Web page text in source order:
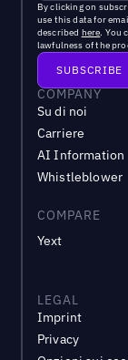
By clicking on
use this data for
described here. You
lawfulness of the
COMPANY
Su di noi
Carriere
AI Information
Whistleblower
COMPARE
Yext
LEGAL
Imprint
Privacy